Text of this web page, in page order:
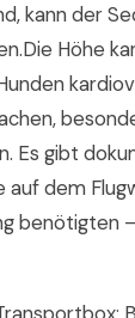
kann der
Höhe
Es gibt
auf dem
benötigten